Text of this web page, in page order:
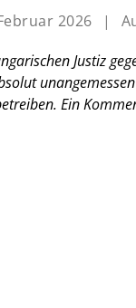
2026 |
Justiz
Ein